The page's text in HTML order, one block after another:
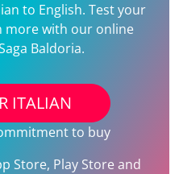
to English. Test your
more with our online
Baldoria.
ITALIAN
to buy
Store, Play Store and